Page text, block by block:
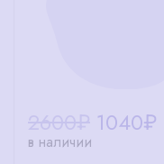
1040₽
в наличии